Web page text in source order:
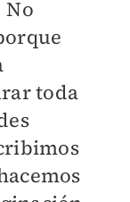
No
toda